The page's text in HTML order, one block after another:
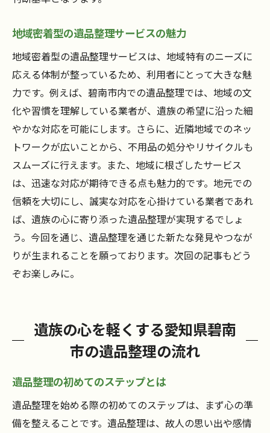
地域密着型の遺品整理サービスの魅力
地域密着型の遺品整理サービスは、地域特有のニーズに
応える体制が整っているため、利用者にとって大きな魅
力です。例えば、碧南市内での遺品整理では、地域の文
化や習慣を理解している業者が、遺族の希望に沿った細
やかな対応を可能にします。さらに、近隣地域でのネッ
トワークが広いことから、不用品の処分やリサイクルも
スムーズに行えます。また、地域に根ざしたサービス
は、迅速な対応が期待できる点も魅力的です。地元での
信頼を大切にし、誠実な対応を心掛けている業者であれ
ば、遺族の心に寄り添った遺品整理が実現するでしょ
う。今回を通じ、遺品整理を通じた新たな発見やつなが
りが生まれることを願っております。次回の記事もどう
ぞお楽しみに。
遺族の心を軽くする愛知県碧南
市の遺品整理の流れ
遺品整理の初めてのステップとは
遺品整理を始める際の初めてのステップは、まず心の準
備を整えることです。遺品整理は、故人の思い出や感情